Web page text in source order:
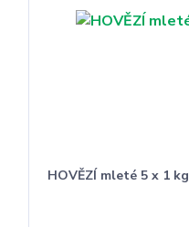
HOVĚZÍ mleté 5 x 1 kg